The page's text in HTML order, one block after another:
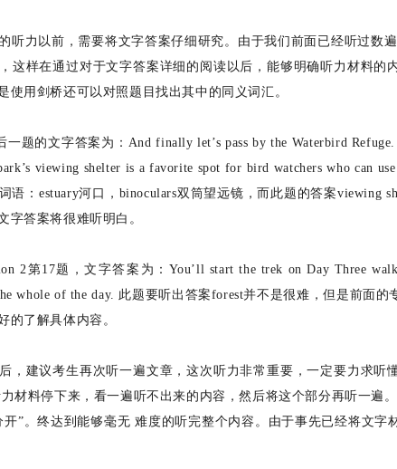
听力以前，需要将文字答案仔细研究。由于我们前面已经听过数
这样在通过对于文字答案详细的阅读以后，能够明确听力材料的
使用剑桥还可以对照题目找出其中的同义词汇。
一题的文字答案为：And finally let’s pass by the Waterbird
viewing shelter is a favorite spot for bird watchers who can
语：estuary河口，binoculars双筒望远镜，而此题的答案viewing
字答案将很难听明白。
2第17题，文字答案为：You’ll start the trek on Day Three
whole of the day. 此题要听出答案forest并不是很难，但是前面的
的了解具体内容。
，建议考生再次听一遍文章，这次听力非常重要，一定要力求听
材料停下来，看一遍听不出来的内容，然后将这个部分再听一遍。
”。终达到能够毫无 难度的听完整个内容。由于事先已经将文字